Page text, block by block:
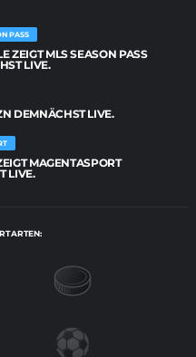
PASS
ZEIGT MLS SEASON PASS
LIVE.
DEMNÄCHST LIVE.
MAGENTASPORT
LIVE.